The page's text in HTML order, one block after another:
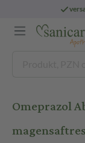
Omeprazol